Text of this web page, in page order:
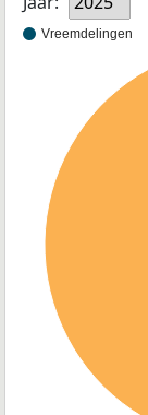
Vreemdelingen